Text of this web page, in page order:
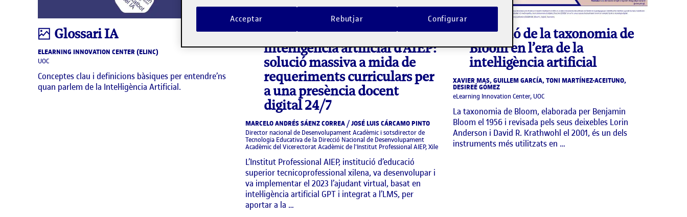
Infografia
Glossari IA
ELEARNING INNOVATION CENTER (ELINC)
UOC
Conceptes clau i definicions bàsiques per entendre’ns
quan parlem de la Intel·ligència Artificial.
videoAjudant virtual amb
intel·ligència artificial d’AIEP:
solució massiva a mida de
requeriments curriculars per
a una presència docent
digital 24/7
MARCELO ANDRÉS SÁENZ CORREA / JOSÉ LUIS CÁRCAMO PINTO
Director nacional de Desenvolupament Acadèmic i sotsdirector de
Tecnologia Educativa de la Direcció Nacional de Desenvolupament
Acadèmic del Vicerectorat Acadèmic de l'Institut Professional AIEP, Xile
L’Institut Professional AIEP, institució d’educació
superior tecnicoprofessional xilena, va desenvolupar i
va implementar el 2023 l’ajudant virtual, basat en
intel·ligència artificial GPT i integrat a l’LMS, per
aportar a la …
Infografia
Evolució de la taxonomia de
Bloom en l’era de la
intel·ligència artificial
XAVIER MAS, GUILLEM GARCÍA, TONI MARTÍNEZ-ACEITUNO,
DESIREÉ GÓMEZ
eLearning Innovation Center, UOC
La taxonomia de Bloom, elaborada per Benjamin
Bloom el 1956 i revisada pels seus deixebles Lorin
Anderson i David R. Krathwohl el 2001, és un dels
instruments més utilitzats en …
Rebutjar
Acceptar Configurar